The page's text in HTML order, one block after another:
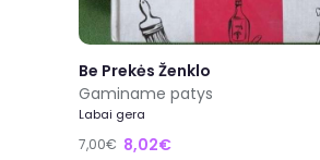
Be Prekės Ženklo
Gaminame patys
Labai gera
7,00€ 8,02€